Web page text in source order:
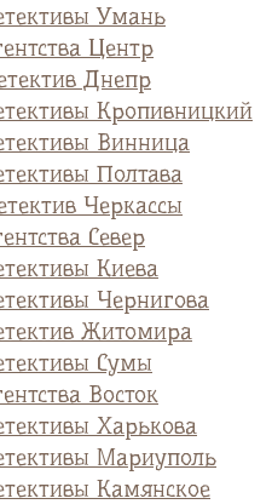
Умань
Центр
Днепр
Кропивницкий
Винница
Полтава
Черкассы
Север
Киева
Чернигова
Житомира
Сумы
Восток
Харькова
Мариуполь
Камянское